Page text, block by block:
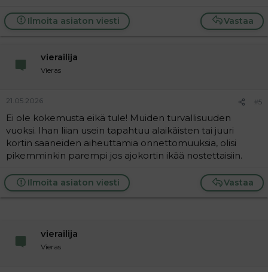
Vastaa
Ilmoita asiaton viesti
vierailija
Vieras
21.05.2026 #5
Ei ole kokemusta eikä tule! Muiden turvallisuuden
vuoksi. Ihan liian usein tapahtuu alaikäisten tai juuri
kortin saaneiden aiheuttamia onnettomuuksia, olisi
pikemminkin parempi jos ajokortin ikää nostettaisiin.
Vastaa
Ilmoita asiaton viesti
vierailija
Vieras